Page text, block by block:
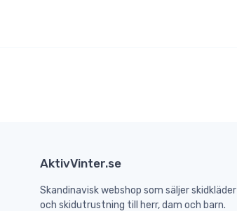
AktivVinter.se
Skandinavisk webshop som säljer skidkläder
och skidutrustning till herr, dam och barn.